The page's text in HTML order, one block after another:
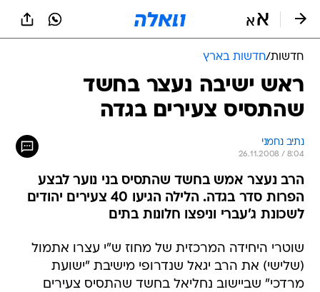
חדשות/חדשות בארץ
ראש ישיבה נעצר בחשד
שהתסיס צעירים בגדה
נתיב נחמני
26.11.2008 / 8:04
הרב נעצר אמש בחשד שהתסיס בני נוער לבצע
הפרות סדר בגדה. הלילה הגיעו 40 צעירים יהודים
לשכונת ג'עברי וניפצו חלונות בתים
שוטרי היחידה המרכזית של מחוז ש"י עצרו אתמול
(שלישי) את הרב יגאל שנדרופי מישיבת "ישועת
מרדכי" שביישוב נחליאל בחשד שהתסיס צעירים